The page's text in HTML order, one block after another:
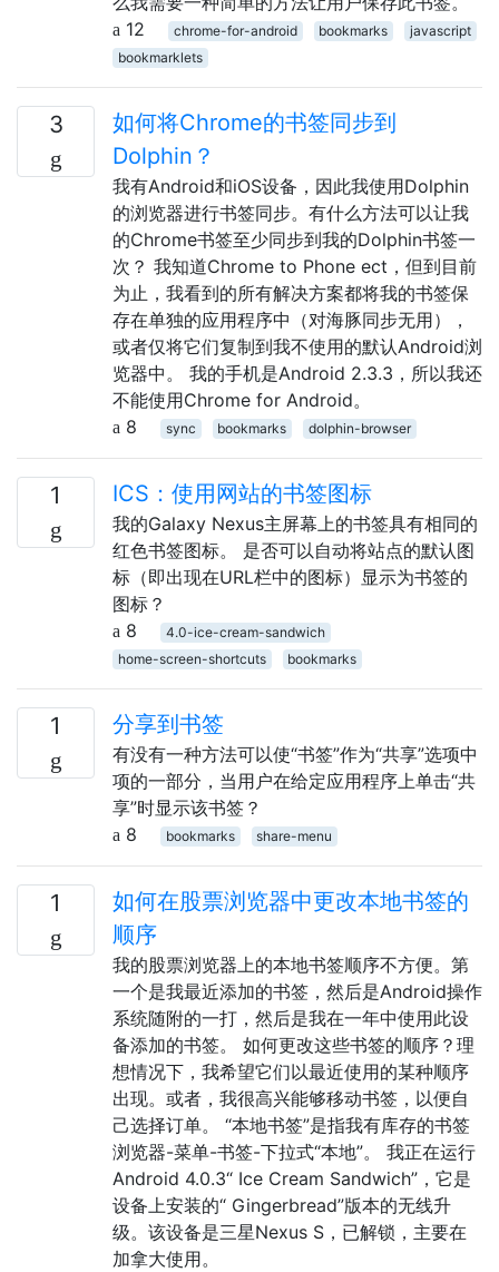
12
chrome-for-android bookmarks
javascript
bookmarklets
3
如何将Chrome的书签同步到
Dolphin？
我有Android和iOS设备，因此我使用Dolphin
的浏览器进行书签同步。有什么方法可以让我
的Chrome书签至少同步到我的Dolphin书签一
次？ 我知道Chrome to Phone ect，但到目前
为止，我看到的所有解决方案都将我的书签保
存在单独的应用程序中（对海豚同步无用），
或者仅将它们复制到我不使用的默认Android浏
览器中。 我的手机是Android 2.3.3，所以我还
不能使用Chrome for Android。
8
sync bookmarks dolphin-browser
1 ICS：使用网站的书签图标
我的Galaxy Nexus主屏幕上的书签具有相同的
红色书签图标。 是否可以自动将站点的默认图
标（即出现在URL栏中的图标）显示为书签的
图标？
8
4.0-ice-cream-sandwich
home-screen-shortcuts
bookmarks
1 分享到书签
有没有一种方法可以使“书签”作为“共享”选项中
项的一部分，当用户在给定应用程序上单击“共
享”时显示该书签？
8
bookmarks share-menu
1
如何在股票浏览器中更改本地书签的
顺序
我的股票浏览器上的本地书签顺序不方便。第
一个是我最近添加的书签，然后是Android操作
系统随附的一打，然后是我在一年中使用此设
备添加的书签。 如何更改这些书签的顺序？理
想情况下，我希望它们以最近使用的某种顺序
出现。或者，我很高兴能够移动书签，以便自
己选择订单。 “本地书签”是指我有库存的书签
浏览器-菜单-书签-下拉式“本地”。 我正在运行
Android 4.0.3“ Ice Cream Sandwich”，它是
设备上安装的“ Gingerbread”版本的无线升
级。该设备是三星Nexus S，已解锁，主要在
加拿大使用。